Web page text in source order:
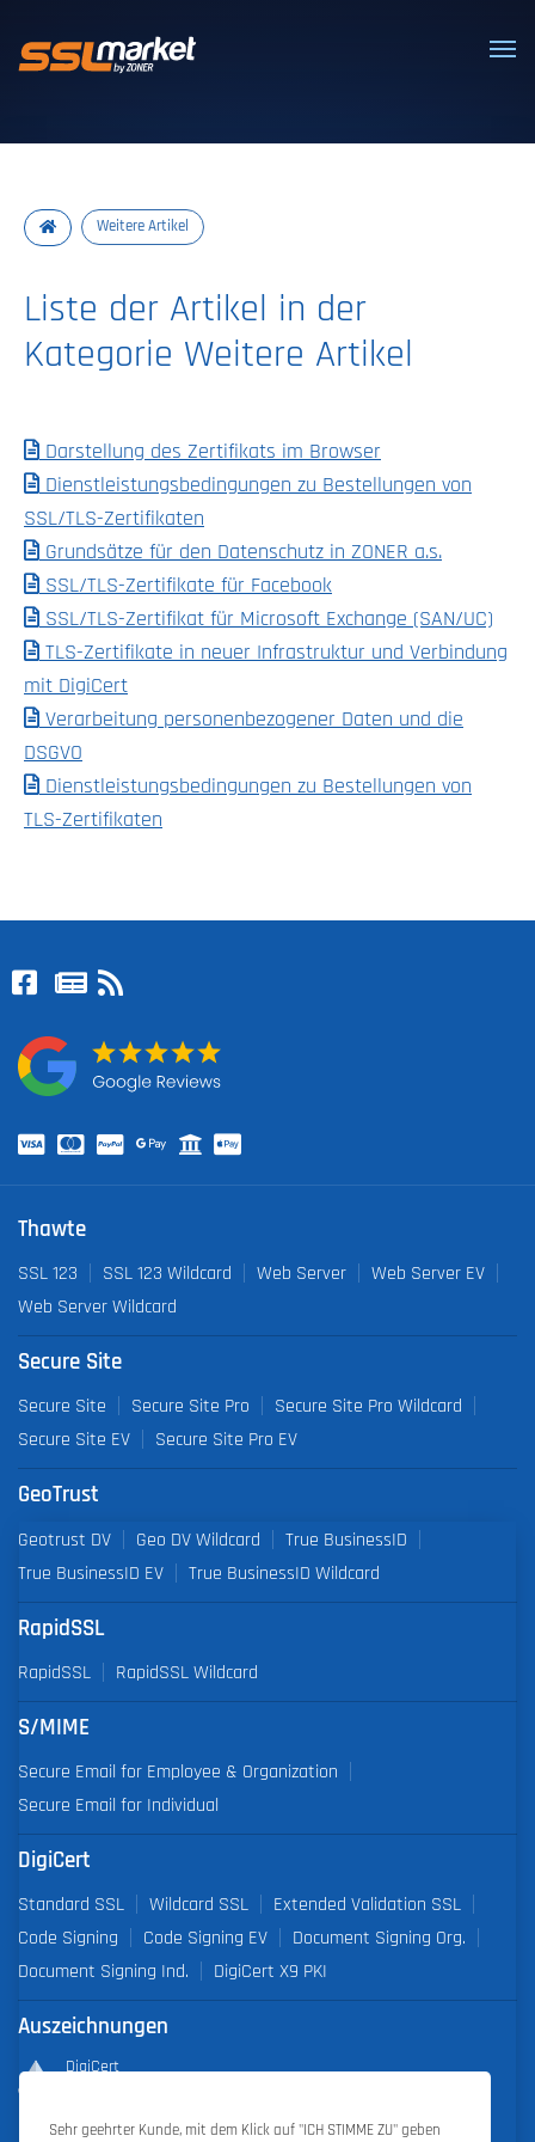
Vertrauenswürdige SSL/TLS-
Weitere Artikel
Liste der Artikel in der
Kategorie Weitere Artikel
Darstellung des Zertifikats im Browser
Dienstleistungsbedingungen zu Bestellungen von
SSL/TLS-Zertifikaten
Grundsätze für den Datenschutz in ZONER a.s.
SSL/TLS-Zertifikate für Facebook
SSL/TLS-Zertifikat für Microsoft Exchange (SAN/UC)
TLS-Zertifikate in neuer Infrastruktur und Verbindung
mit DigiCert
Verarbeitung personenbezogener Daten und die
DSGVO
Dienstleistungsbedingungen zu Bestellungen von
TLS-Zertifikaten
Thawte
SSL 123 SSL 123 Wildcard Web Server
Web Server EV
Web Server Wildcard
Secure Site
Secure Site Secure Site Pro
Secure Site Pro Wildcard
Secure Site EV
Secure Site Pro EV
GeoTrust
Geotrust DV Geo DV Wildcard
True BusinessID
True BusinessID EV
True BusinessID Wildcard
RapidSSL
RapidSSL RapidSSL Wildcard
S/MIME
Secure Email for Employee & Organization
Secure Email for Individual
DigiCert
Standard SSL Wildcard SSL
Extended Validation SSL
Code Signing
Code Signing EV
Document Signing Org.
Document Signing Ind.
DigiCert X9 PKI
Auszeichnungen
DigiCert
Sehr geehrter Kunde, mit dem Klick auf "ICH STIMME ZU" geben